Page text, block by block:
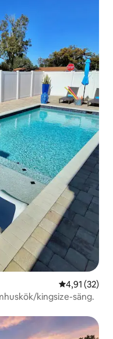
4,91 av 5 i
4,91 (32)
kingsize-säng.